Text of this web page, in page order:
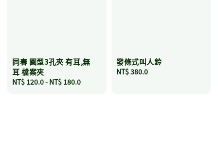
同春 圓型3孔夾 有耳,無
耳 檔案夾
Regular
NT$ 120.0- NT$ 180.0
發條式叫人鈴
Regular
NT$ 380.0